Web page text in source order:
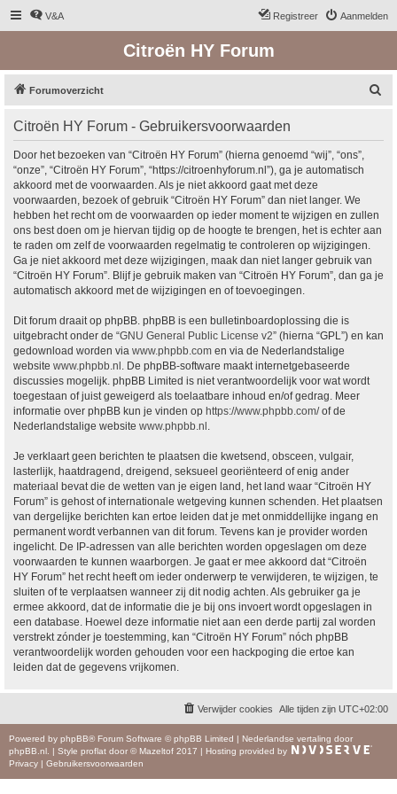
V&A Aanmelden
Registreer
Citroën HY Forum
Forumoverzicht
Citroën HY Forum - Gebruikersvoorwaarden
Door het bezoeken van “Citroën HY Forum” (hierna genoemd “wij”, “ons”,
“onze”, “Citroën HY Forum”, “https://citroenhyforum.nl”), ga je automatisch
akkoord met de voorwaarden. Als je niet akkoord gaat met deze
voorwaarden, bezoek of gebruik “Citroën HY Forum” dan niet langer. We
hebben het recht om de voorwaarden op ieder moment te wijzigen en zullen
ons best doen om je hiervan tijdig op de hoogte te brengen, het is echter aan
te raden om zelf de voorwaarden regelmatig te controleren op wijzigingen.
Ga je niet akkoord met deze wijzigingen, maak dan niet langer gebruik van
“Citroën HY Forum”. Blijf je gebruik maken van “Citroën HY Forum”, dan ga je
automatisch akkoord met de wijzigingen en of toevoegingen.
Dit forum draait op phpBB. phpBB is een bulletinboardoplossing die is
uitgebracht onder de “GNU General Public License v2” (hierna “GPL”) en kan
gedownload worden via www.phpbb.com en via de Nederlandstalige
website www.phpbb.nl . De phpBB-software maakt internetgebaseerde
discussies mogelijk. phpBB Limited is niet verantwoordelijk voor wat wordt
toegestaan of juist geweigerd als toelaatbare inhoud en/of gedrag. Meer
informatie over phpBB kun je vinden op https://www.phpbb.com/of de
Nederlandstalige website www.phpbb.nl .
Je verklaart geen berichten te plaatsen die kwetsend, obsceen, vulgair,
lasterlijk, haatdragend, dreigend, seksueel georiënteerd of enig ander
materiaal bevat die de wetten van je eigen land, het land waar “Citroën HY
Forum” is gehost of internationale wetgeving kunnen schenden. Het plaatsen
van dergelijke berichten kan ertoe leiden dat je met onmiddellijke ingang en
permanent wordt verbannen van dit forum. Tevens kan je provider worden
ingelicht. De IP-adressen van alle berichten worden opgeslagen om deze
voorwaarden te kunnen waarborgen. Je gaat er mee akkoord dat “Citroën
HY Forum” het recht heeft om ieder onderwerp te verwijderen, te wijzigen, te
sluiten of te verplaatsen wanneer zij dit nodig achten. Als gebruiker ga je
ermee akkoord, dat de informatie die je bij ons invoert wordt opgeslagen in
een database. Hoewel deze informatie niet aan een derde partij zal worden
verstrekt zónder je toestemming, kan “Citroën HY Forum” nóch phpBB
verantwoordelijk worden gehouden voor een hackpoging die ertoe kan
leiden dat de gegevens vrijkomen.
Alle tijden zijn UTC+02:00
Verwijder cookies
Powered by phpBB® Forum Software © phpBB Limited | Nederlandse vertaling door
phpBB.nl
| Style proflat door © Mazeltof 2017 | Hosting provided by
Privacy
Gebruikersvoorwaarden